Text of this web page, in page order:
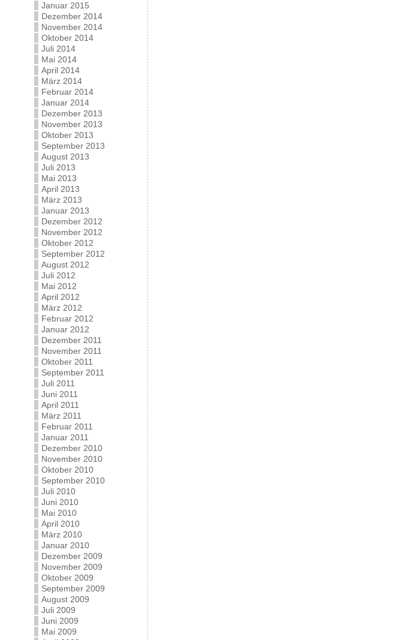
Januar 2015
Dezember 2014
November 2014
Oktober 2014
Juli 2014
Mai 2014
April 2014
März 2014
Februar 2014
Januar 2014
Dezember 2013
November 2013
Oktober 2013
September 2013
August 2013
Juli 2013
Mai 2013
April 2013
März 2013
Januar 2013
Dezember 2012
November 2012
Oktober 2012
September 2012
August 2012
Juli 2012
Mai 2012
April 2012
März 2012
Februar 2012
Januar 2012
Dezember 2011
November 2011
Oktober 2011
September 2011
Juli 2011
Juni 2011
April 2011
März 2011
Februar 2011
Januar 2011
Dezember 2010
November 2010
Oktober 2010
September 2010
Juli 2010
Juni 2010
Mai 2010
April 2010
März 2010
Januar 2010
Dezember 2009
November 2009
Oktober 2009
September 2009
August 2009
Juli 2009
Juni 2009
Mai 2009